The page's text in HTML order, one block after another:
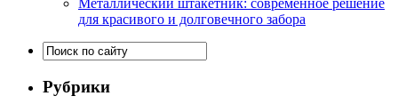
Металлический штакетник: современное решение
для красивого и долговечного забора
Рубрики